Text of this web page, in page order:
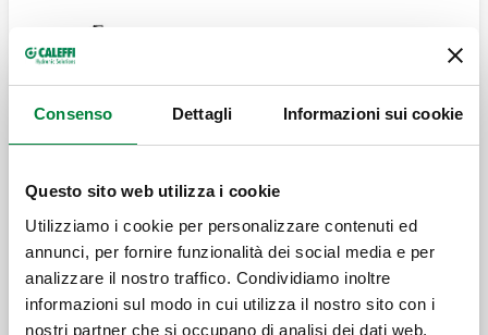
Consenso Dettagli Informazioni sui cookie
Questo sito web utilizza i cookie
Utilizziamo i cookie per personalizzare contenuti ed
annunci, per fornire funzionalità dei social media e per
analizzare il nostro traffico. Condividiamo inoltre
informazioni sul modo in cui utilizza il nostro sito con i
nostri partner che si occupano di analisi dei dati web,
Coibentazione per collettori serie 662, 664
Kit eccentrico di by-pass a taratura fissa.